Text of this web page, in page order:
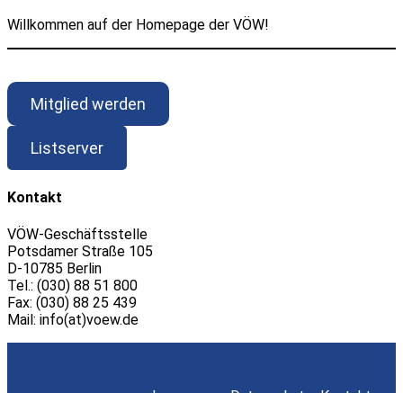
Willkommen auf der Homepage der VÖW!
Mitglied werden
Listserver
Kontakt
VÖW-Geschäftsstelle
Potsdamer Straße 105
D-10785 Berlin
Tel.: (030) 88 51 800
Fax: (030) 88 25 439
Mail: info(at)voew.de